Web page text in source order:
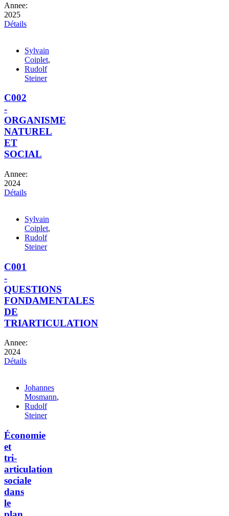
Annee:
2025
Détails
Sylvain
Coiplet,
Rudolf
Steiner
C002
-
ORGANISME
NATUREL
ET
SOCIAL
Annee:
2024
Détails
Sylvain
Coiplet,
Rudolf
Steiner
C001
-
QUESTIONS
FONDAMENTALES
DE
TRIARTICULATION
Annee:
2024
Détails
Johannes
Mosmann,
Rudolf
Steiner
Économie
et
tri-
articulation
sociale
dans
le